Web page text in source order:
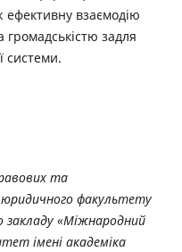
ефективну взаємодію
задля
системи.
та
факультету
«Міжнародний
імені академіка